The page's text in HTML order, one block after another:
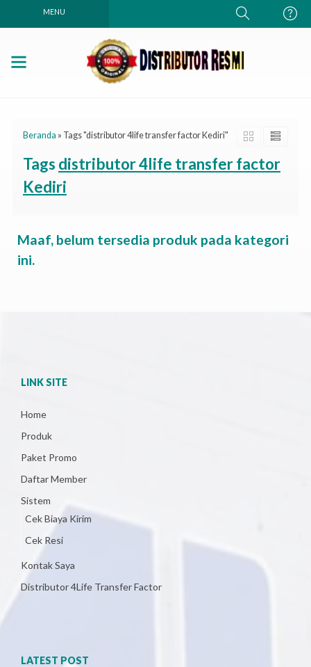
MENU
Beranda » Tags "distributor 4life transfer factor Kediri"
Tags distributor 4life transfer factor
Kediri
Maaf, belum tersedia produk pada kategori
ini.
LINK SITE
Home
Produk
Paket Promo
Daftar Member
Sistem
Cek Biaya Kirim
Cek Resi
Kontak Saya
Distributor 4Life Transfer Factor
LATEST POST